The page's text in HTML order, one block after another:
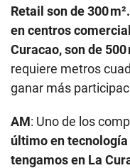
Retail son de 300
en centros
Curacao, son de 500
requiere metros
ganar más
AM: Uno de los
último en
tengamos en La